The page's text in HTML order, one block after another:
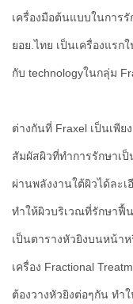
เครื่องมือต้นแบบในการ
ยอย.ไทย เป็นเครื่องแรก
กับ technologyในกลุ่ม
ต่างกันที่ Fraxel เป็นเพีย
สัมผัสผิวที่ทำการรักษาเ
ผ่านพลังงานใต้ผิวได้ละ
ทำให้ผิวบริเวณที่รักษาฟื้
เป็นตารางหัวยิงบนหน้า
เครื่อง Fractional
ต้องวางหัวยิงต่อๆกัน ทำ